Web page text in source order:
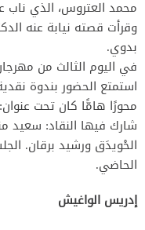
محمد العتروس، الذي ناب
وقرأت قصته نيابة عنه
بدوي.
في اليوم الثالث من
استمتع الحضور بندوة
محورًا هامًّا كان تحت
شارك فيها النقاد: سعيد
الحْويدَق ورشيد برقان.
الحاضي.
إدريس الواغيش